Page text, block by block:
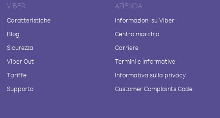
VIBER
Caratteristiche
Blog
Sicurezza
Viber Out
Tariffe
Supporto
AZIENDA
Informazioni su Viber
Centro marchio
Carriere
Termini e informative
Informativa sulla privacy
Customer Complaints Code